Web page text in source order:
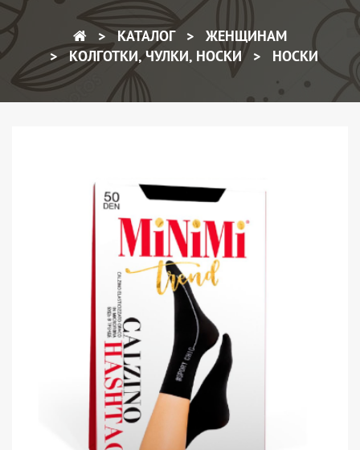
КАТАЛОГ
ЖЕНЩИНАМ
КОЛГОТКИ, ЧУЛКИ, НОСКИ
НОСКИ